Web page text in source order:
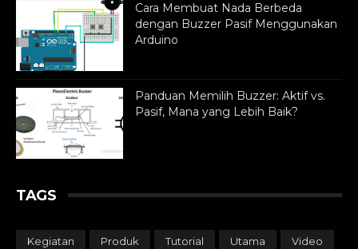
Cara Membuat Nada Berbeda
dengan Buzzer Pasif Menggunakan
Arduino
Panduan Memilih Buzzer: Aktif vs.
Pasif, Mana yang Lebih Baik?
TAGS
Kegiatan Produk Tutorial Utama Video